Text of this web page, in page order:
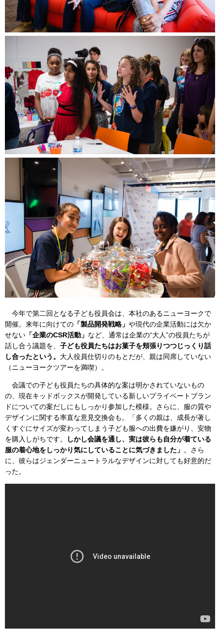
今年で第二回となる子ども役員会は、本社のあるニューヨークで
開催。来年に向けての 「製品開発戦略」 や現代の企業活動には欠か
せない 「企業のCSR活動」 など、通常は企業の“大人”の役員たちが
話し合う議題を、 子ども役員たちはお菓子を頬張りつつじっくり話
し合ったという。 大人役員仕切りのもとだが、親は同席していない
（ニューヨークツアーを満喫）。
会議での子ども役員たちの具体的な案は明かされていないもの
の、現在キッドボックスが開発している新しいプライベートブラン
ドについての案だしにもしっかり参加した模様。さらに、服の質や
デザインに関する率直な意見交換会も。「多くの親は、成長が著し
くすぐにサイズが変わってしまう子ども服への出費を嫌がり、安物
を購入しがちです。
しかし会議を通し、実は彼らも自分が着ている
服の着心地をしっかり気にしていることに気づきました」 。さら
に、彼らはジェンダーニュートラルなデザインに対しても好意的だ
った。